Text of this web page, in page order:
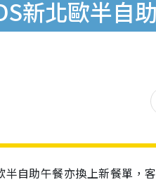
新北歐半自
自助午餐亦換上新餐單，